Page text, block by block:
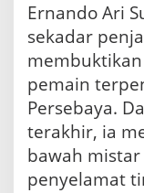
Ernando Ari
sekadar
pemain
Persebaya.
terakhir, ia
bawah
penyelamat